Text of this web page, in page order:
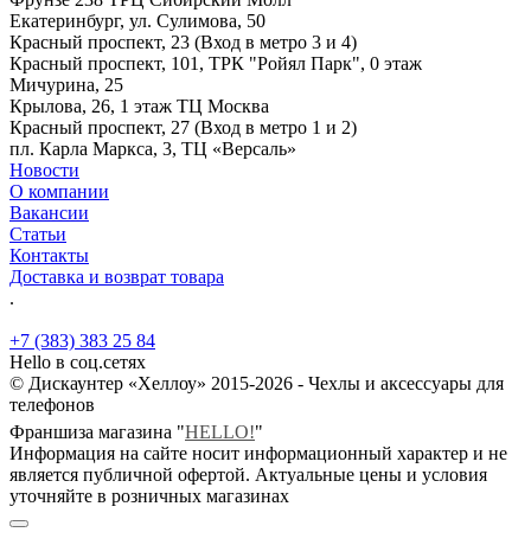
Екатеринбург, ул. Сулимова, 50
Красный проспект, 23 (Вход в метро 3 и 4)
Красный проспект, 101, ТРК "Ройял Парк", 0 этаж
Мичурина, 25
Крылова, 26, 1 этаж ТЦ Москва
Красный проспект, 27 (Вход в метро 1 и 2)
пл. Карла Маркса, 3, ТЦ «Версаль»
Новости
О компании
Вакансии
Статьи
Контакты
Доставка и возврат товара
.
+7 (383) 383 25 84
Hello в соц.сетях
© Дискаунтер «Хеллоу» 2015-2026 - Чехлы и аксессуары для
телефонов
Франшиза магазина "HELLO!"
Информация на сайте носит информационный характер и не
является публичной офертой. Актуальные цены и условия
уточняйте в розничных магазинах